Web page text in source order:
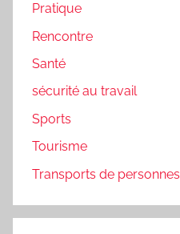
Pratique
Rencontre
Santé
sécurité au travail
Sports
Tourisme
Transports de personnes